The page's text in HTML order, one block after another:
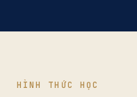
HÌNH THỨC HỌC